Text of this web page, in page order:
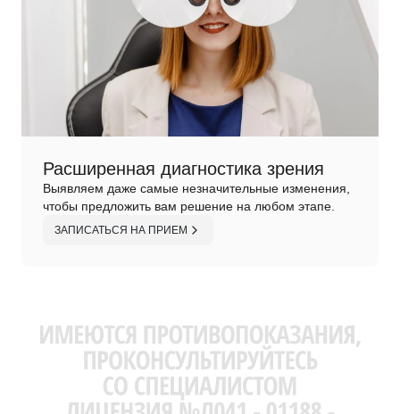
Расширенная диагностика зрения
Выявляем даже самые незначительные изменения,
чтобы предложить вам решение на любом этапе.
ЗАПИСАТЬСЯ НА ПРИЕМ